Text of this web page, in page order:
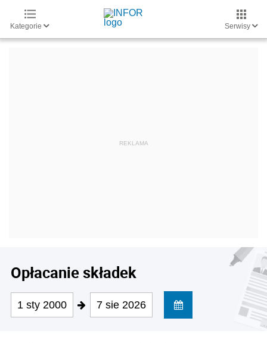
Kategorie Serwisy
Opłacanie składek
1 sty 2000 7 sie 2026